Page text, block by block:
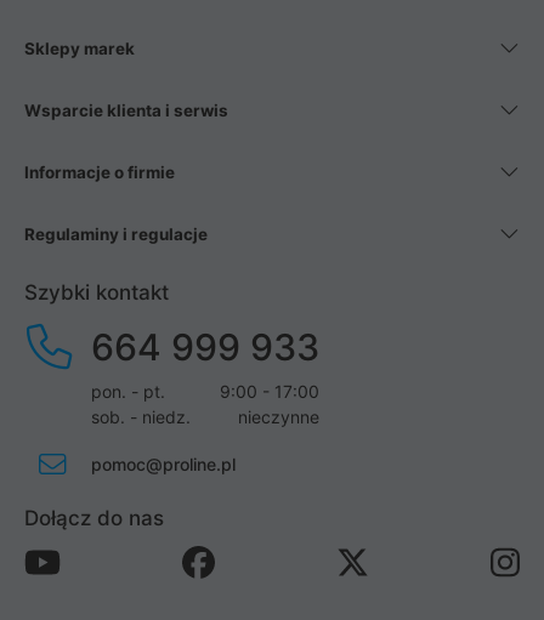
Sklepy marek
Wsparcie klienta i serwis
Informacje o firmie
Regulaminy i regulacje
Szybki kontakt
664 999 933
pon. - pt.
9:00 - 17:00
sob. - niedz.
nieczynne
pomoc@proline.pl
Dołącz do nas